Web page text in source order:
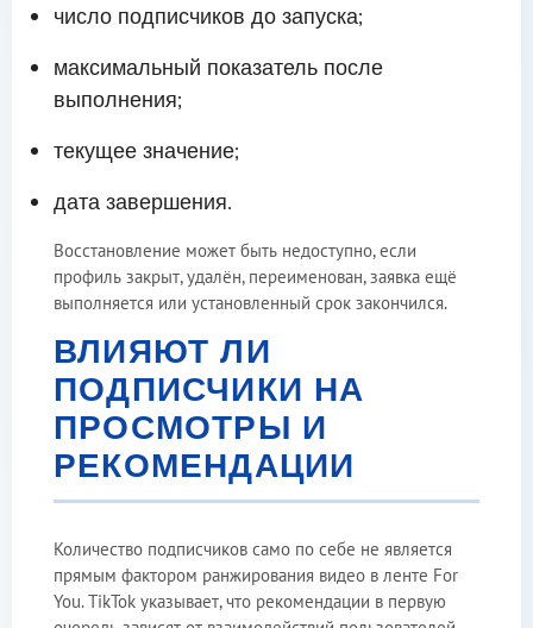
число подписчиков до запуска;
максимальный показатель после
выполнения;
текущее значение;
дата завершения.
Восстановление может быть недоступно, если
профиль закрыт, удалён, переименован, заявка ещё
выполняется или установленный срок закончился.
ВЛИЯЮТ ЛИ
ПОДПИСЧИКИ НА
ПРОСМОТРЫ И
РЕКОМЕНДАЦИИ
Количество подписчиков само по себе не является
прямым фактором ранжирования видео в ленте For
You. TikTok указывает, что рекомендации в первую